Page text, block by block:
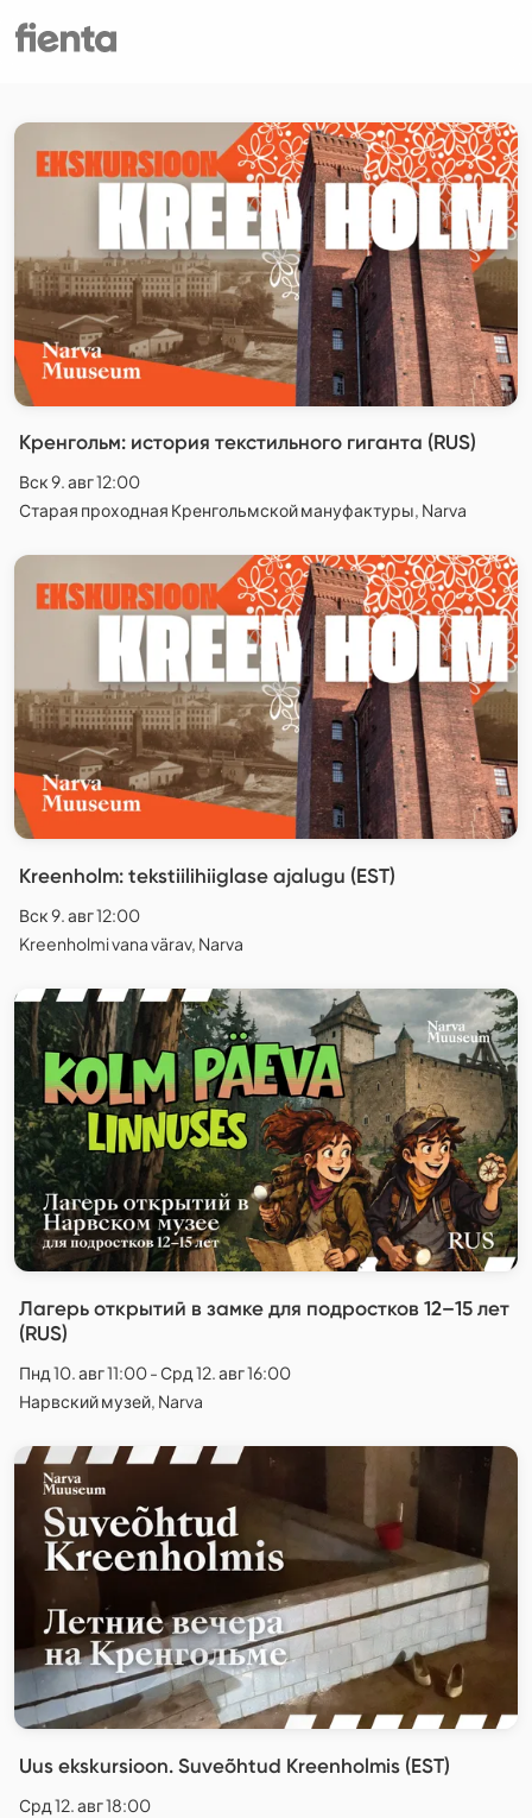
Кренгольм: история текстильного гиганта (RUS)
Вск 9. авг 12:00
Старая проходная Кренгольмской мануфактуры, Narva
Kreenholm: tekstiilihiiglase ajalugu (EST)
Вск 9. авг 12:00
Kreenholmi vana värav, Narva
Лагерь открытий в замке для подростков 12–15 лет
(RUS)
Пнд 10. авг 11:00 - Срд 12. авг 16:00
Нарвский музей, Narva
Uus ekskursioon. Suveõhtud Kreenholmis (EST)
Срд 12. авг 18:00